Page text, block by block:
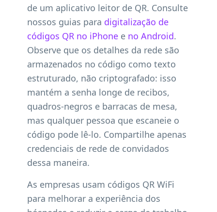
de um aplicativo leitor de QR. Consulte
nossos guias para digitalização de
códigos QR no iPhone e no Android.
Observe que os detalhes da rede são
armazenados no código como texto
estruturado, não criptografado: isso
mantém a senha longe de recibos,
quadros-negros e barracas de mesa,
mas qualquer pessoa que escaneie o
código pode lê-lo. Compartilhe apenas
credenciais de rede de convidados
dessa maneira.
As empresas usam códigos QR WiFi
para melhorar a experiência dos